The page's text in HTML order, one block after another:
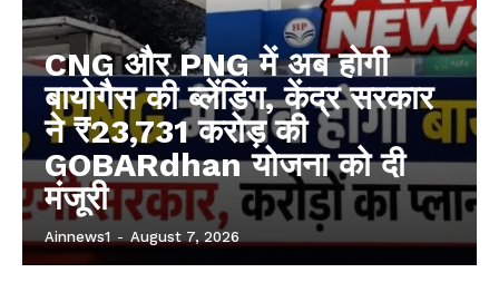
CNG और PNG में अब होगी
बायोगैस की ब्लेंडिंग, केंद्र सरकार
ने ₹23,731 करोड़ की
GOBARdhan योजना को दी
मंजूरी
Ainnews1 - August 7, 2026